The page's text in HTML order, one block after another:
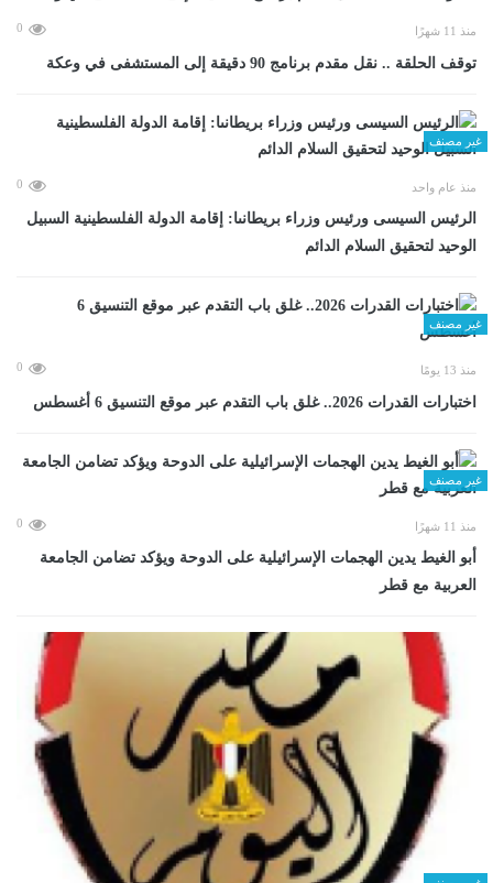
منذ 11 شهرًا 0
توقف الحلقة .. نقل مقدم برنامج 90 دقيقة إلى المستشفى في وعكة
غير مصنف
منذ عام واحد 0
الرئيس السيسى ورئيس وزراء بريطانىا: إقامة الدولة الفلسطينية السبيل
الوحيد لتحقيق السلام الدائم
غير مصنف
منذ 13 يومًا 0
اختبارات القدرات 2026.. غلق باب التقدم عبر موقع التنسيق 6 أغسطس
غير مصنف
منذ 11 شهرًا 0
أبو الغيط يدين الهجمات الإسرائيلية على الدوحة ويؤكد تضامن الجامعة
العربية مع قطر